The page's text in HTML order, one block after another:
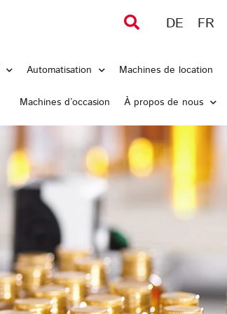
DE FR
Automatisation Machines de location
Machines d’occasion À propos de nous